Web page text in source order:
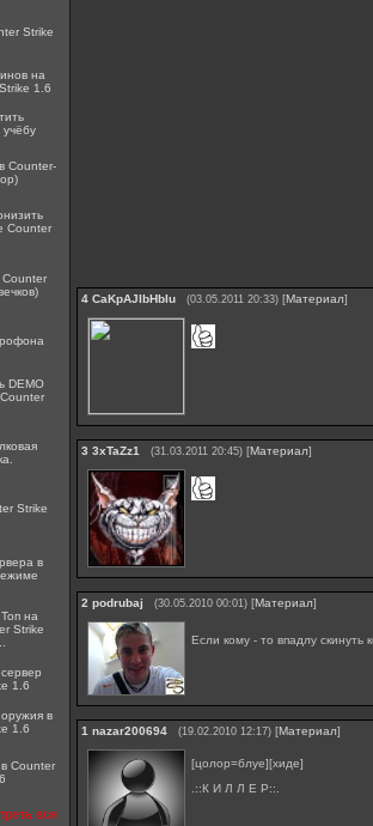
Strike
на
1.6
учёбу
Counter-
Counter
DEMO
Strike
в
на
Strike
1.6
в
1.6
Counter
все
4 CaKpAJIbHbIu (03.05.2011 20:33) [Материал]
3 3xTaZz1 (31.03.2011 20:45) [Материал]
2 podrubaj (30.05.2010 00:01) [Материал]
Если кому - то впадлу скинуть
1 nazar200694 (19.02.2010 12:17) [Материал]
[цолор=блуе][хиде]
.::К И Л Л Е Р::.